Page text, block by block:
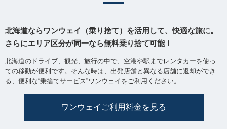
北海道ならワンウェイ（乗り捨て）を活用して、快適な旅に。
さらにエリア区分が同一なら無料乗り捨て可能！
北海道のドライブ、観光、旅行の中で、空港や駅までレンタカーを使っ
ての移動が便利です。そんな時は、出発店舗と異なる店舗に返却ができ
る、便利な“乗捨てサービス”ワンウェイをご利用ください。
ワンウェイご利用料金を見る